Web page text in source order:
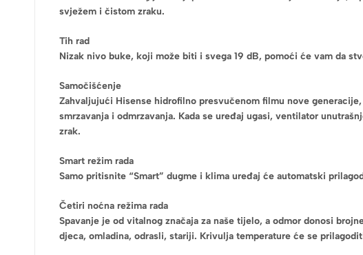
svježem i čistom zraku.
Tih rad
Nizak nivo buke, koji može biti i svega 19 dB, pomoći će vam da
Samočišćenje
Zahvaljujući Hisense hidrofilno presvučenom filmu nove
smrzavanja i odmrzavanja. Kada se uređaj ugasi, ventilator
zrak.
Smart režim rada
Samo pritisnite “Smart” dugme i klima uređaj će automatski
Četiri noćna režima rada
Spavanje je od vitalnog značaja za naše tijelo, a odmor donosi
djeca, omladina, odrasli, stariji. Krivulja temperature će se